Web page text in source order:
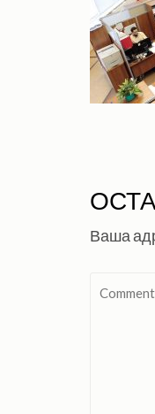
Ваша
Comment